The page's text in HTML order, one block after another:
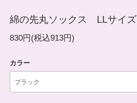
綿の先丸ソックス LLサイズ
830円(税込913円)
カラー